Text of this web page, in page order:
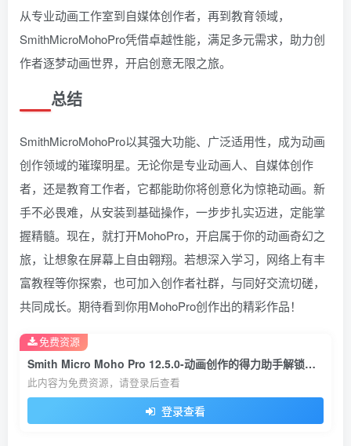
从专业动画工作室到自媒体创作者，再到教育领域，
SmithMicroMohoPro凭借卓越性能，满足多元需求，助力创
作者逐梦动画世界，开启创意无限之旅。
总结
SmithMicroMohoPro以其强大功能、广泛适用性，成为动画
创作领域的璀璨明星。无论你是专业动画人、自媒体创作
者，还是教育工作者，它都能助你将创意化为惊艳动画。新
手不必畏难，从安装到基础操作，一步步扎实迈进，定能掌
握精髓。现在，就打开MohoPro，开启属于你的动画奇幻之
旅，让想象在屏幕上自由翱翔。若想深入学习，网络上有丰
富教程等你探索，也可加入创作者社群，与同好交流切磋，
共同成长。期待看到你用MohoPro创作出的精彩作品！
Smith Micro Moho Pro 12.5.0-动画创作的得力助手解锁新视界
此内容为免费资源，请登录后查看
登录查看
免费资源